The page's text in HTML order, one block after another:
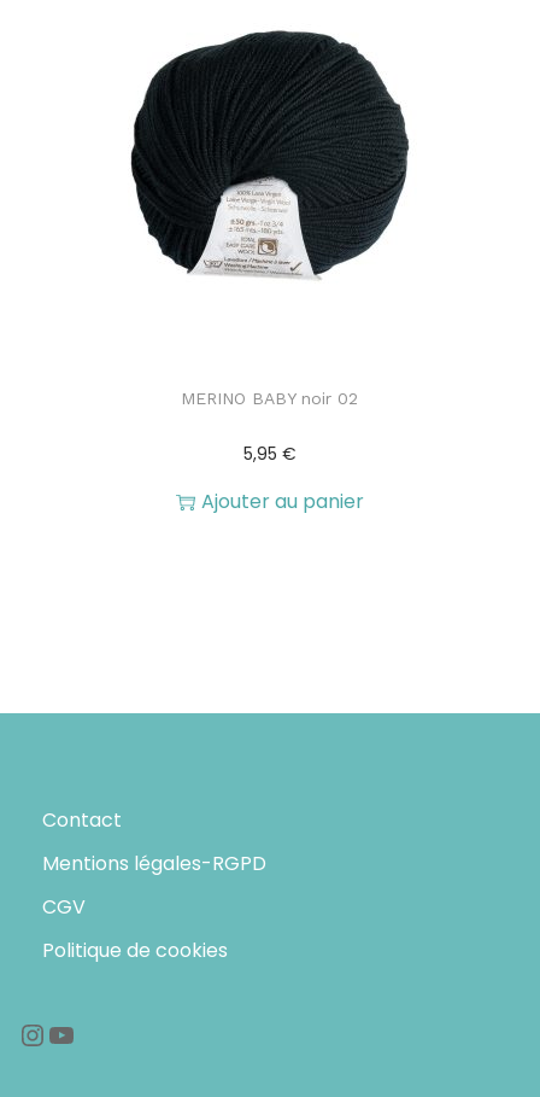
MERINO BABY noir 02
5,95 €
Ajouter au panier
Contact
Mentions légales-RGPD
CGV
Politique de cookies
InstagramYouTube